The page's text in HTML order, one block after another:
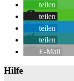
teilen
teilen
teilen
teilen
E-Mail
Hilfe